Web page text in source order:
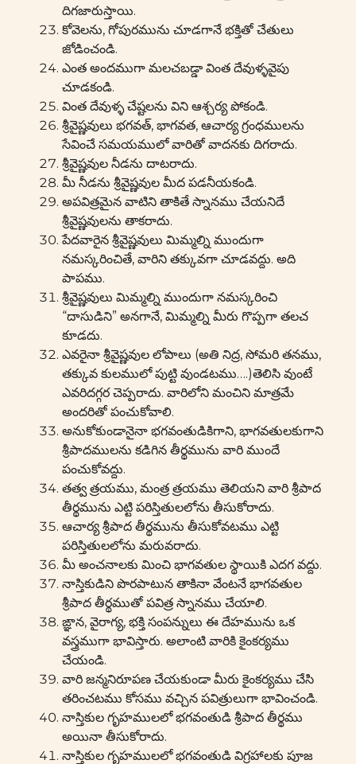
దిగజారుస్తాయి.
కోవెలను, గోపురమును చూడగానే భక్తితో చేతులు
జోడించండి.
ఎంత అందముగా మలచబడ్డా వింత దేవుళ్ళవైపు
చూడకండి.
వింత దేవుళ్ళ చేష్టలను విని ఆశ్చర్య పోకండి.
శ్రీవైష్ణవులు భగవత్, భాగవత, ఆచార్య గ్రంధములను
సేవించే సమయములో వారితో వాదనకు దిగరాదు.
శ్రీవైష్ణవుల నీడను దాటరాదు.
మీ నీడను శ్రీవైష్ణవుల మీద పడనీయకండి.
అపవిత్రమైన వాటిని తాకితే స్నానము చేయనిదే
శ్రీవైష్ణవులను తాకరాదు.
పేదవారైన శ్రీవైష్ణవులు మిమ్మల్ని ముందుగా
నమస్కరించితే, వారిని తక్కువగా చూడవద్దు. అది
పాపము.
శ్రీవైష్ణవులు మిమ్మల్ని ముందుగా నమస్కరించి
“దాసుడిని” అనగానే, మిమ్మల్ని మీరు గొప్పగా తలచ
కూడదు.
ఎవరైనా శ్రీవైష్ణవుల లోపాలు (అతి నిద్ర, సోమరి తనము,
తక్కువ కులములో పుట్టి వుండటము….)తెలిసి వుంటే
ఎవరిదగ్గర చెప్పరాదు. వారిలోని మంచిని మాత్రమే
అందరితో పంచుకోవాలి.
అనుకోకుండానైనా భగవంతుడికిగాని, భాగవతులకుగాని
శ్రీపాదములను కడిగిన తీర్థమును వారి ముందే
పంచుకోవద్దు.
తత్వ త్రయము, మంత్ర త్రయము తెలియని వారి శ్రీపాద
తీర్థమును ఎట్టి పరిస్తితులలోను తీసుకోరాదు.
ఆచార్య శ్రీపాద తీర్థమును తీసుకోవటము ఎట్టి
పరిస్తితులలోను మరువరాదు.
మీ అంచనాలకు మించి భాగవతుల స్థాయికి ఎదగ వద్దు.
నాస్తికుడిని పొరపాటున తాకినా వేంటనే భాగవతుల
శ్రీపాద తీర్థముతో పవిత్ర స్నానము చేయాలి.
ఙ్ఞాన, వైరాగ్య, భక్తి సంపన్నులు ఈ దేహమును ఒక
వస్త్రముగా భావిస్తారు. అలాంటి వారికి కైంకర్యము
చేయండి.
వారి జన్మనిరూపణ చేయకుండా మీరు కైంకర్యము చేసి
తరించటము కోసము వచ్చిన పవిత్రులుగా భావించండి.
నాస్తికుల గృహములలో భగవంతుడి శ్రీపాద తీర్థము
అయినా తీసుకోరాదు.
నాస్తికుల గృహములలో భగవంతుడి విగ్రహాలకు పూజ